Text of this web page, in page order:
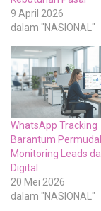
9 April 2026
dalam "NASIONAL"
WhatsApp Tracking
Barantum
Monitoring Leads
Digital
20 Mei 2026
dalam "NASIONAL"